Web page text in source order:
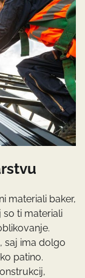
materiali baker,
so ti materiali
saj ima dolgo
patino.